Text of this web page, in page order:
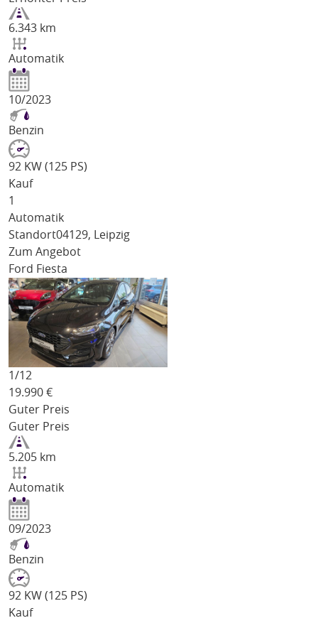
6.343 km
Automatik
10/2023
Benzin
92 KW (125 PS)
Kauf
1
Automatik
Standort04129, Leipzig
Zum Angebot
Ford Fiesta
1/12
19.990 €
Guter Preis
Guter Preis
5.205 km
Automatik
09/2023
Benzin
92 KW (125 PS)
Kauf